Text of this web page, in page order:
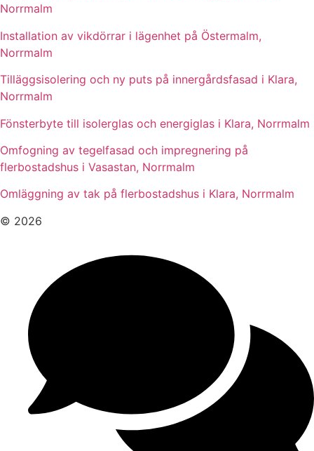
Norrmalm
Installation av vikdörrar i lägenhet på Östermalm,
Norrmalm
Tilläggsisolering och ny puts på innergårdsfasad i Klara,
Norrmalm
Fönsterbyte till isolerglas och energiglas i Klara, Norrmalm
Omfogning av tegelfasad och impregnering på
flerbostadshus i Vasastan, Norrmalm
Omläggning av tak på flerbostadshus i Klara, Norrmalm
© 2026